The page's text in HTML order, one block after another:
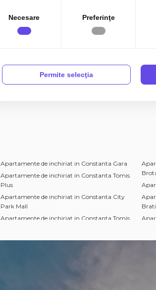
Apartamente de inchiriat in Constanta Gara
Apartamente de inchiriat in Constanta Tomis
Plus
Apartamente de inchiriat in Constanta City
Park Mall
Apartamente de inchiriat in Constanta Tomis
Apartamente de inchiriat in Constanta P-ta
Case de inchiriat in Constanta
Necesare Preferinţe
Permite selecţia